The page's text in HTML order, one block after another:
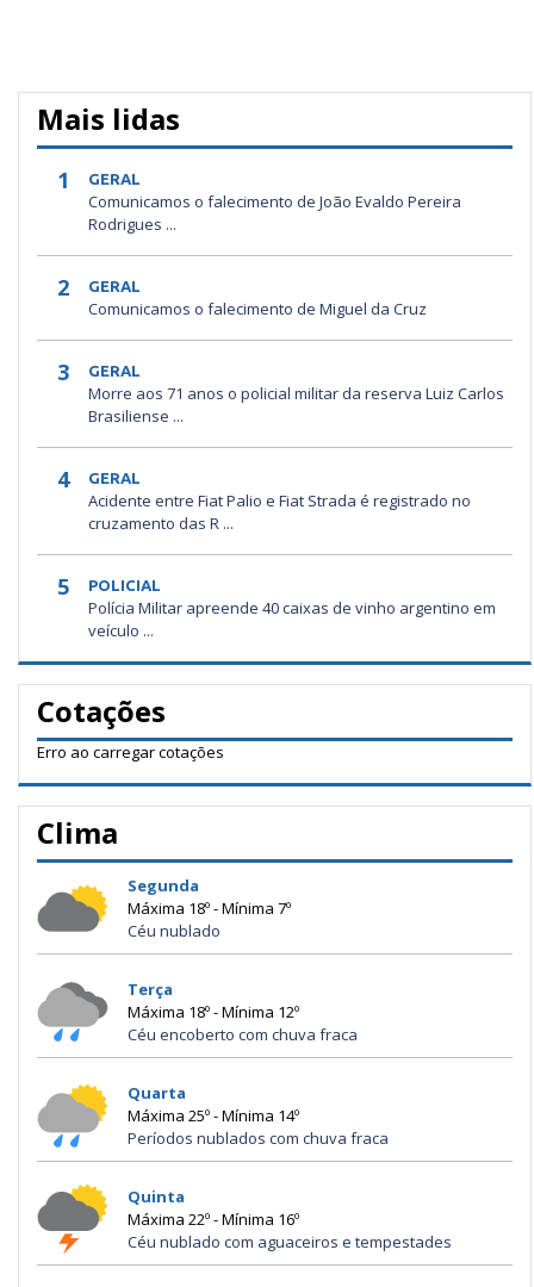
Mais lidas
1 GERAL
Comunicamos o falecimento de João Evaldo Pereira
Rodrigues ...
2 GERAL
Comunicamos o falecimento de Miguel da Cruz
3 GERAL
Morre aos 71 anos o policial militar da reserva Luiz Carlos
Brasiliense ...
4 GERAL
Acidente entre Fiat Palio e Fiat Strada é registrado no
cruzamento das R ...
5 POLICIAL
Polícia Militar apreende 40 caixas de vinho argentino em
veículo ...
Cotações
Erro ao carregar cotações
Clima
Segunda
Máxima 18º - Mínima 7º
Céu nublado
Terça
Máxima 18º - Mínima 12º
Céu encoberto com chuva fraca
Quarta
Máxima 25º - Mínima 14º
Períodos nublados com chuva fraca
Quinta
Máxima 22º - Mínima 16º
Céu nublado com aguaceiros e tempestades